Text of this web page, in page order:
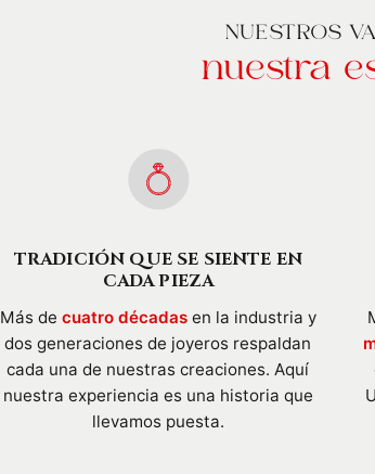
NUESTROS
nuestra
TRADICIÓN QUE SE SIENTE EN
CADA PIEZA
Más de cuatro décadasen la industria y
dos generaciones de joyeros respaldan
cada una de nuestras creaciones. Aquí
nuestra experiencia es una historia que
llevamos puesta.